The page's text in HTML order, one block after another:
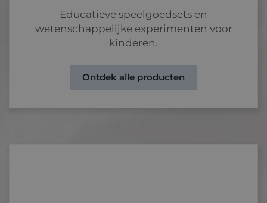
Educatieve speelgoedsets en
wetenschappelijke experimenten voor
kinderen.
Ontdek alle producten